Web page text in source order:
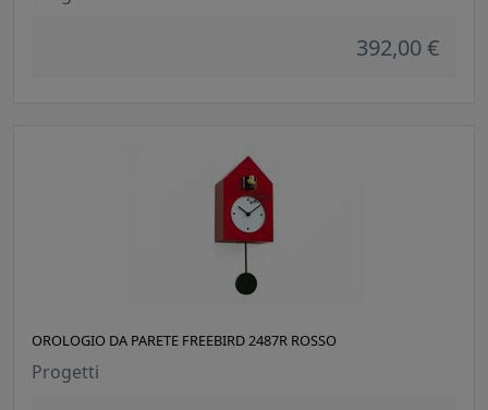
392,00 €
OROLOGIO DA PARETE FREEBIRD 2487R ROSSO
Progetti